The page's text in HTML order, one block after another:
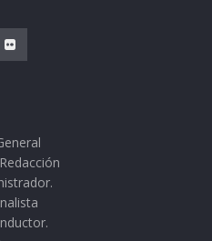
que sus ahijados no
que les puede costar
bienvenidos a casa
por los
César Gutiérrez,
Jorge